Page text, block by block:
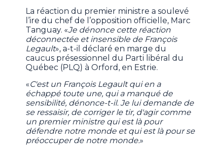
La réaction du premier ministre a soulevé
l’ire du chef de l’opposition officielle, Marc
Tanguay. «Je dénonce cette réaction
déconnectée et insensible de François
Legault», a-t-il déclaré en marge du
caucus présessionnel du Parti libéral du
Québec (PLQ) à Orford, en Estrie.
«C'est un François Legault qui en a
échappé toute une, qui a manqué de
sensibilité, dénonce-t-il. Je lui demande de
se ressaisir, de corriger le tir, d'agir comme
un premier ministre qui est là pour
défendre notre monde et qui est là pour se
préoccuper de notre monde.»